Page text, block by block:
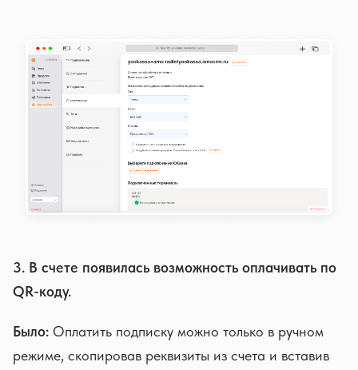
3. В счете появилась возможность оплачивать по
QR-коду.
Было: Оплатить подписку можно только в ручном
режиме, скопировав реквизиты из счета и вставив